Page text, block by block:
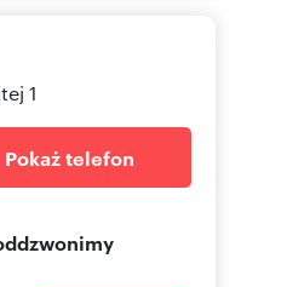
1
Pokaż telefon